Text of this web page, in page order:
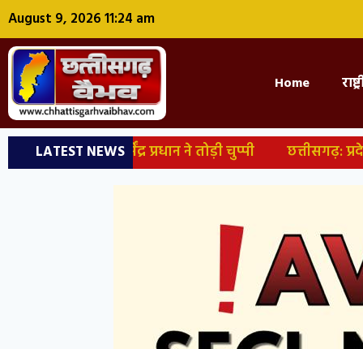
August 9, 2026 11:24 am
Home
LATEST NEWS
पर धर्मेंद्र प्रधान ने तोड़ी चुप्पी छत्तीसगढ़: प्रदेश में आज